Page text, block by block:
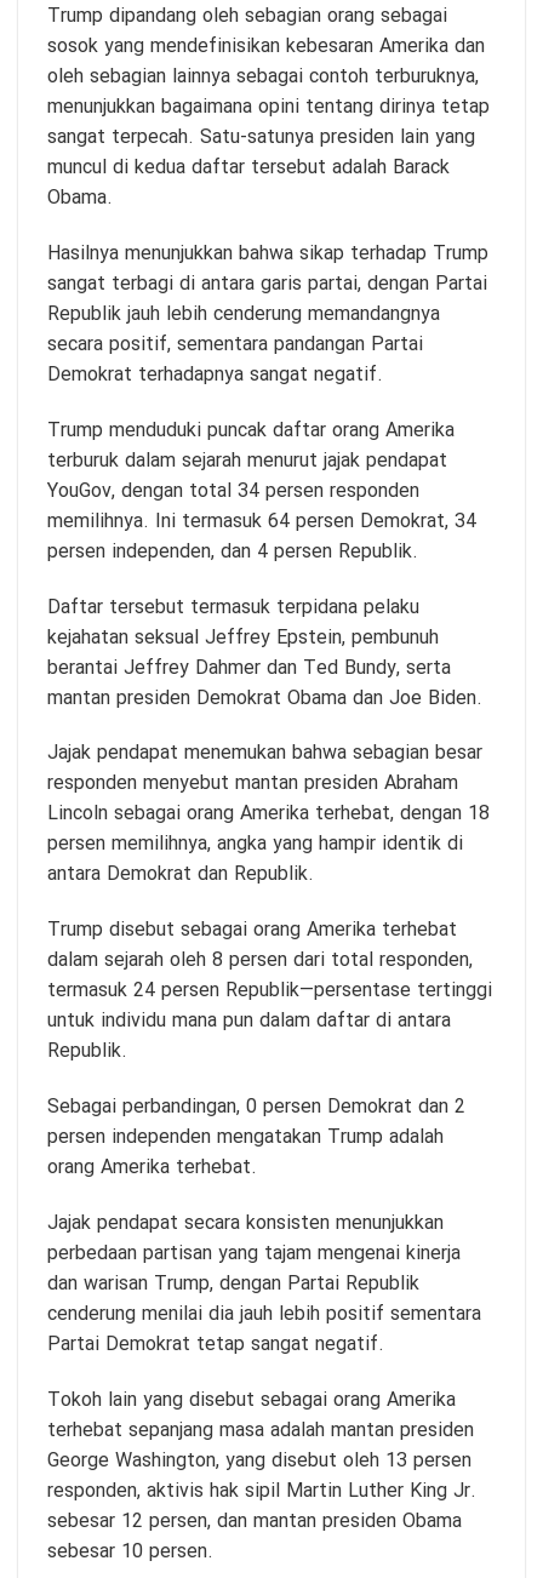
Trump dipandang oleh sebagian orang sebagai
sosok yang mendefinisikan kebesaran Amerika dan
oleh sebagian lainnya sebagai contoh terburuknya,
menunjukkan bagaimana opini tentang dirinya tetap
sangat terpecah. Satu-satunya presiden lain yang
muncul di kedua daftar tersebut adalah Barack
Obama.
Hasilnya menunjukkan bahwa sikap terhadap Trump
sangat terbagi di antara garis partai, dengan Partai
Republik jauh lebih cenderung memandangnya
secara positif, sementara pandangan Partai
Demokrat terhadapnya sangat negatif.
Trump menduduki puncak daftar orang Amerika
terburuk dalam sejarah menurut jajak pendapat
YouGov, dengan total 34 persen responden
memilihnya. Ini termasuk 64 persen Demokrat, 34
persen independen, dan 4 persen Republik.
Daftar tersebut termasuk terpidana pelaku
kejahatan seksual Jeffrey Epstein, pembunuh
berantai Jeffrey Dahmer dan Ted Bundy, serta
mantan presiden Demokrat Obama dan Joe Biden.
Jajak pendapat menemukan bahwa sebagian besar
responden menyebut mantan presiden Abraham
Lincoln sebagai orang Amerika terhebat, dengan 18
persen memilihnya, angka yang hampir identik di
antara Demokrat dan Republik.
Trump disebut sebagai orang Amerika terhebat
dalam sejarah oleh 8 persen dari total responden,
termasuk 24 persen Republik—persentase tertinggi
untuk individu mana pun dalam daftar di antara
Republik.
Sebagai perbandingan, 0 persen Demokrat dan 2
persen independen mengatakan Trump adalah
orang Amerika terhebat.
Jajak pendapat secara konsisten menunjukkan
perbedaan partisan yang tajam mengenai kinerja
dan warisan Trump, dengan Partai Republik
cenderung menilai dia jauh lebih positif sementara
Partai Demokrat tetap sangat negatif.
Tokoh lain yang disebut sebagai orang Amerika
terhebat sepanjang masa adalah mantan presiden
George Washington, yang disebut oleh 13 persen
responden, aktivis hak sipil Martin Luther King Jr.
sebesar 12 persen, dan mantan presiden Obama
sebesar 10 persen.